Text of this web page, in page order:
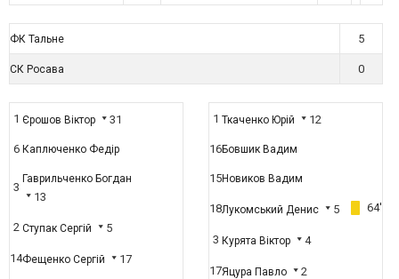
ФК Тальне 5
СК Росава 0
1 Єрошов Віктор 31
6 Каплюченко Федір
3
Гаврильченко Богдан
13
2 Ступак Сергій 5
14Фещенко Сергій 17
1 Ткаченко Юрій 12
16Бовшик Вадим
15Новиков Вадим
18Лукомський Денис 5 64'
3 Курята Віктор 4
17Яцура Павло 2